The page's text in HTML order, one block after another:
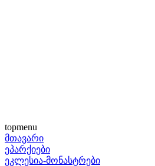
topmenu
მთავარი
ეპარქიები
ეკლესია-მონასტრები